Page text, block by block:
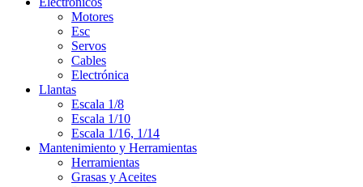
Motores
Esc
Servos
Cables
Electrónica
Llantas
Escala 1/8
Escala 1/10
Escala 1/16, 1/14
Mantenimiento y Herramientas
Herramientas
Grasas y Aceites